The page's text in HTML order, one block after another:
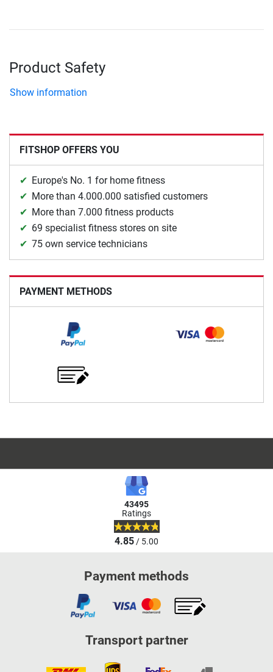
Product Safety
Show information
FITSHOP OFFERS YOU
Europe's No. 1 for home fitness
More than 4.000.000 satisfied customers
More than 7.000 fitness products
69 specialist fitness stores on site
75 own service technicians
PAYMENT METHODS
43495
Ratings
4.85/ 5.00
Payment methods
Transport partner